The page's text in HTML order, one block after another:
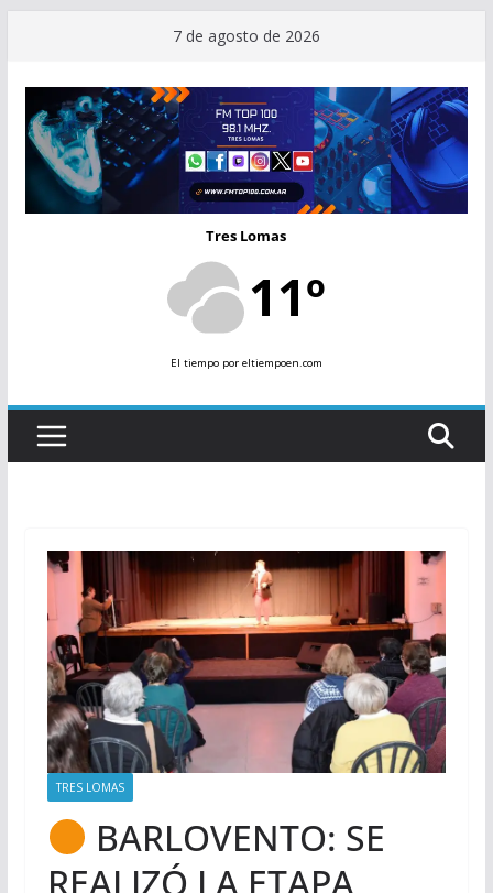
contenido
7 de agosto de 2026
Tres Lomas
11º
El tiempopor eltiempoen.com
TRES LOMAS
BARLOVENTO: SE
REALIZÓ LA ETAPA